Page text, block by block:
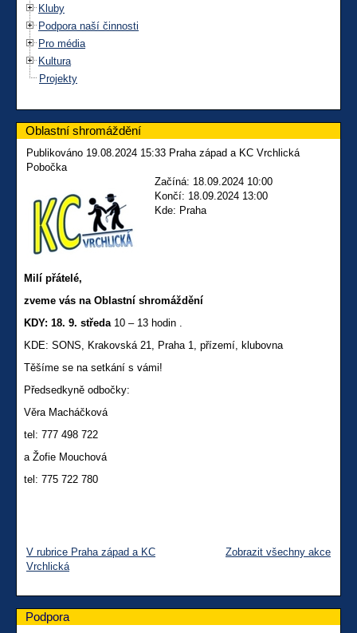
Kluby
Podpora naší činnosti
Pro média
Kultura
Projekty
Oblastní shromáždění
Publikováno 19.08.2024 15:33 Praha západ a KC Vrchlická
Pobočka
Začíná: 18.09.2024 10:00
Končí: 18.09.2024 13:00
Kde: Praha
Milí přátelé,
zveme vás na Oblastní shromáždění
KDY: 18. 9. středa 10 – 13 hodin .
KDE: SONS, Krakovská 21, Praha 1, přízemí, klubovna
Těšíme se na setkání s vámi!
Předsedkyně odbočky:
Věra Macháčková
tel: 777 498 722
a Žofie Mouchová
tel: 775 722 780
V rubrice Praha západ a KC
Vrchlická
Zobrazit všechny akce
Podpora